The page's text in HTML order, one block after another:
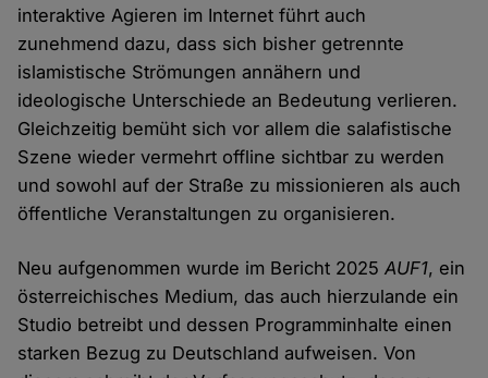
interaktive Agieren im Internet führt auch
zunehmend dazu, dass sich bisher getrennte
islamistische Strömungen annähern und
ideologische Unterschiede an Bedeutung verlieren.
Gleichzeitig bemüht sich vor allem die salafistische
Szene wieder vermehrt offline sichtbar zu werden
und sowohl auf der Straße zu missionieren als auch
öffentliche Veranstaltungen zu organisieren.
Neu aufgenommen wurde im Bericht 2025AUF1, ein
österreichisches Medium, das auch hierzulande ein
Studio betreibt und dessen Programminhalte einen
starken Bezug zu Deutschland aufweisen. Von